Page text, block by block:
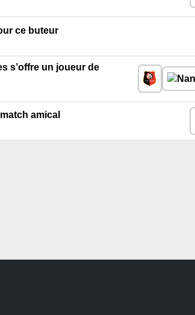
ce buteur
s’offre un joueur de
amical